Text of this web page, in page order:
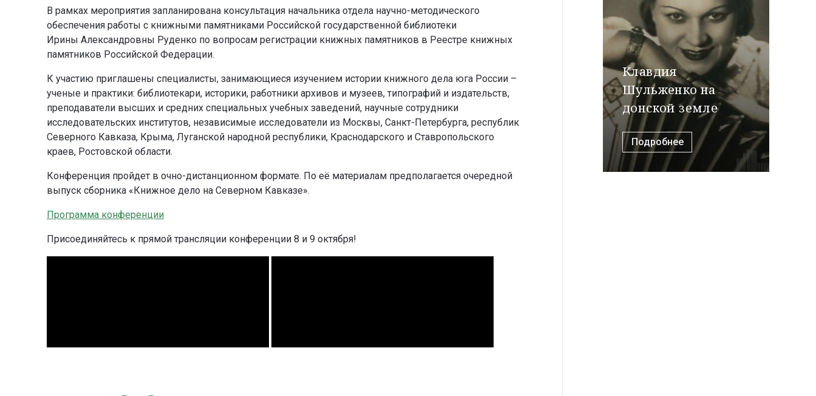
В рамках мероприятия запланирована консультация начальника отдела научно-методического
обеспечения работы с книжными памятниками Российской государственной библиотеки
Ирины Александровны Руденко по вопросам регистрации книжных памятников в Реестре книжных
памятников Российской Федерации.
К участию приглашены специалисты, занимающиеся изучением истории книжного дела юга России –
ученые и практики: библиотекари, историки, работники архивов и музеев, типографий и издательств,
преподаватели высших и средних специальных учебных заведений, научные сотрудники
исследовательских институтов, независимые исследователи из Москвы, Санкт-Петербурга, республик
Северного Кавказа, Крыма, Луганской народной республики, Краснодарского и Ставропольского
краев, Ростовской области.
Конференция пройдет в очно-дистанционном формате. По её материалам предполагается очередной
выпуск сборника «Книжное дело на Северном Кавказе».
Программа конференции
Присоединяйтесь к прямой трансляции конференции 8 и 9 октября!
Клавдия
Шульженко на
донской земле
Подробнее